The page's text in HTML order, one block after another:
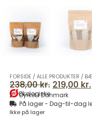
FORSIDE /ALLE PRODUKTER /
238,00kr. 219,00 kr.
Økologiske
Dyrket i Danmark
På lager - Dag-til-dag
Ikke på lager